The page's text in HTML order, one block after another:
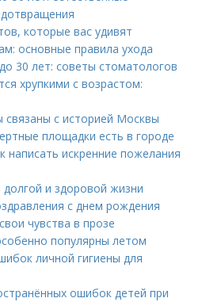
которые вас удивят
основные правила ухода
30 лет: советы стоматологов
хрупкими с возрастом:
с историей Москвы
площадки есть в городе
написать искренние пожелания
долгой и здоровой жизни
с днем рождения
чувства в прозе
популярны летом
личной гигиены для
ошибок детей при